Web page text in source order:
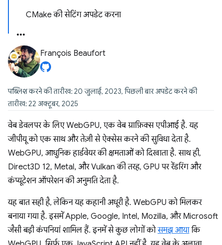
CMake की सेटिंग अपडेट करना
François Beaufort
पब्लिश करने की तारीख: 20 जुलाई, 2023, पिछली बार अपडेट करने की
तारीख: 22 अक्टूबर, 2025
वेब डेवलपर के लिए WebGPU, एक वेब ग्राफ़िक्स एपीआई है. यह
जीपीयू को एक साथ और तेज़ी से ऐक्सेस करने की सुविधा देता है.
WebGPU, आधुनिक हार्डवेयर की क्षमताओं को दिखाता है. साथ ही,
Direct3D 12, Metal, और Vulkan की तरह, GPU पर रेंडरिंग और
कंप्यूटेशन ऑपरेशन की अनुमति देता है.
यह बात सही है, लेकिन यह कहानी अधूरी है. WebGPU को मिलकर
बनाया गया है. इसमें Apple, Google, Intel, Mozilla, और Microsoft
जैसी बड़ी कंपनियां शामिल हैं. इनमें से कुछ लोगों कोसमझ आयाकि